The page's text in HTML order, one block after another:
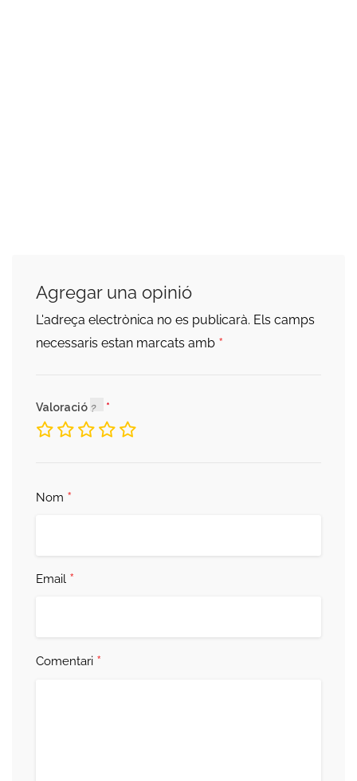
Agregar una opinió
L'adreça electrònica no es publicarà. Els camps
necessaris estan marcats amb *
Valoració
Nom *
Email *
Comentari *